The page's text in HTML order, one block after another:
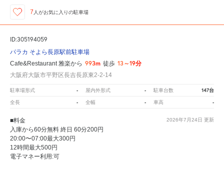
7 人がお気に入りの駐車場
ID:305194059
パラカ そよら長原駅前駐車場
Cafe&Restaurant 雅楽から 993m 徒歩 13～19分
大阪府大阪市平野区長吉長原東2-2-14
駐車場形式 - 屋内外形式 - 駐車台数 147台
全長 - 全幅 - 車高 -
2026年7月24日 更新
■料金
入庫から60分無料 終日 60分200円
20:00〜07:00最大300円
12時間最大500円
電子マネー利用:可